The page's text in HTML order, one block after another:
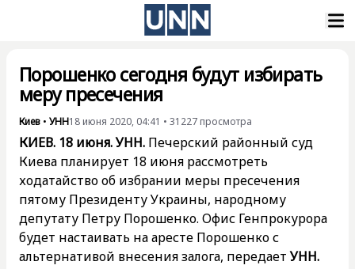
Порошенко сегодня будут избирать
меру пресечения
Киев • УНН18 июня 2020, 04:41 • 31227 просмотра
КИЕВ. 18 июня. УНН. Печерский районный суд
Киева планирует 18 июня рассмотреть
ходатайство об избрании меры пресечения
пятому Президенту Украины, народному
депутату Петру Порошенко. Офис Генпрокурора
будет настаивать на аресте Порошенко с
альтернативой внесения залога, передаетУНН.